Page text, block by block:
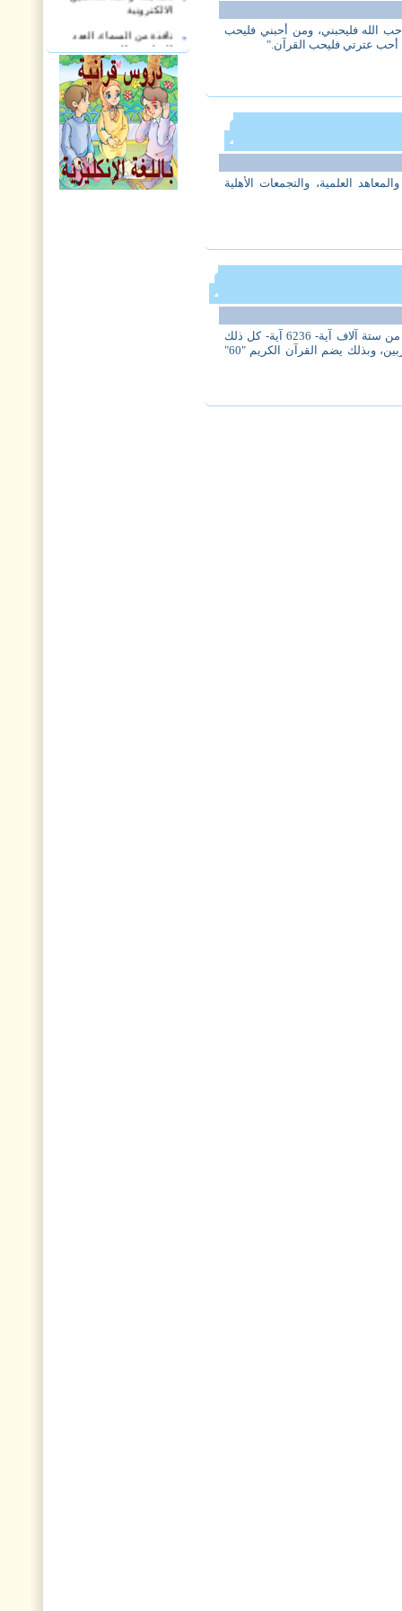
الله فليحبني، ومن أحبني فليحب
أحب عترتي فليحب القرآن."
العلمية، والتجمعات الأهلية
في القرآن الكريم "114" سورة وأكثر من ستة آلاف آية- 6236 آية- كل ذلك
في "30" جزءاً ينقسم كل منها إلى حزبين، وبذلك يضم القرآن الكريم "60"
الالكترونية
نافذة من السماء، العدد
السادس والعشرون.
مجلة هدى القرآن العدد
الثاني والعشرون
مجلة أريج القرآن، العدد
السادس والتسعون
نافذة من السماء، العدد
الخامس والعشرون
مجلة هدى القرآن العدد